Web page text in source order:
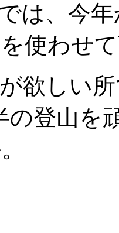
は、今
使わせ
欲しい
の登山を